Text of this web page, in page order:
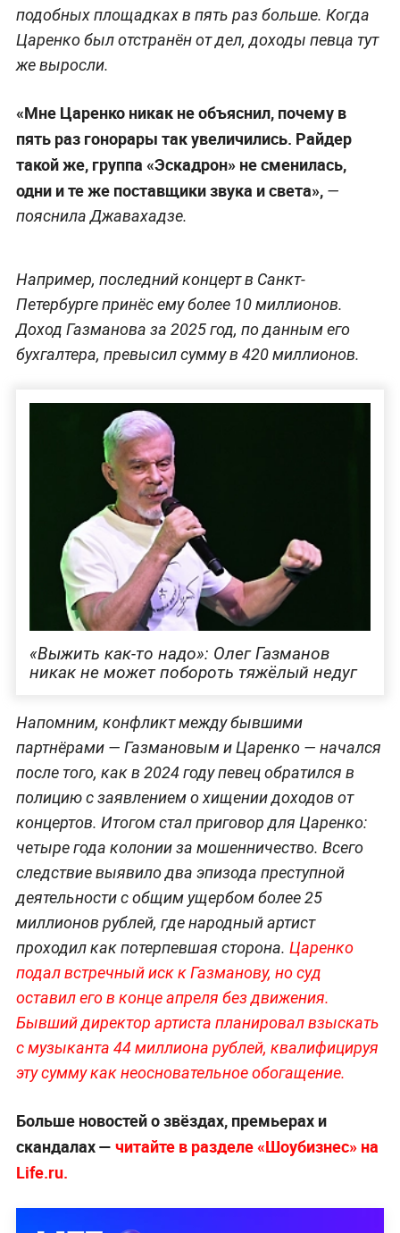
подобных площадках в пять раз больше. Когда
Царенко был отстранён от дел, доходы певца тут
же выросли.
«Мне Царенко никак не объяснил, почему в
пять раз гонорары так увеличились. Райдер
такой же, группа «Эскадрон» не сменилась,
одни и те же поставщики звука и света», —
пояснила Джавахадзе.
Например, последний концерт в Санкт-
Петербурге принёс ему более 10 миллионов.
Доход Газманова за 2025 год, по данным его
бухгалтера, превысил сумму в 420 миллионов.
«Выжить как-то надо»: Олег Газманов
никак не может побороть тяжёлый недуг
Напомним, конфликт между бывшими
партнёрами — Газмановым и Царенко — начался
после того, как в 2024 году певец обратился в
полицию с заявлением о хищении доходов от
концертов. Итогом стал приговор для Царенко:
четыре года колонии за мошенничество. Всего
следствие выявило два эпизода преступной
деятельности с общим ущербом более 25
миллионов рублей, где народный артист
проходил как потерпевшая сторона. Царенко
подал встречный иск к Газманову, но суд
оставил его в конце апреля без движения.
Бывший директор артиста планировал взыскать
с музыканта 44 миллиона рублей, квалифицируя
эту сумму как неосновательное обогащение.
Больше новостей о звёздах, премьерах и
скандалах — читайте в разделе «Шоубизнес» на
Life.ru.